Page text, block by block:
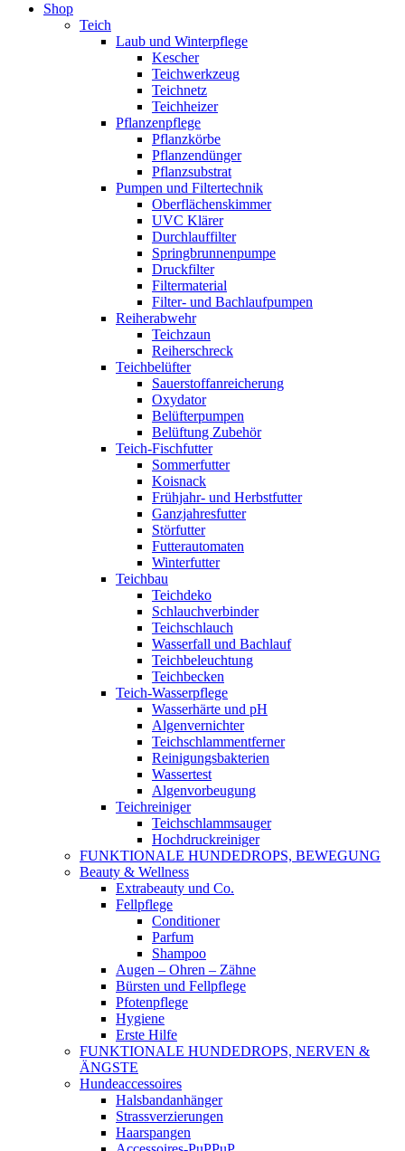
Shop
Teich
Laub und Winterpflege
Kescher
Teichwerkzeug
Teichnetz
Teichheizer
Pflanzenpflege
Pflanzkörbe
Pflanzendünger
Pflanzsubstrat
Pumpen und Filtertechnik
Oberflächenskimmer
UVC Klärer
Durchlauffilter
Springbrunnenpumpe
Druckfilter
Filtermaterial
Filter- und Bachlaufpumpen
Reiherabwehr
Teichzaun
Reiherschreck
Teichbelüfter
Sauerstoffanreicherung
Oxydator
Belüfterpumpen
Belüftung Zubehör
Teich-Fischfutter
Sommerfutter
Koisnack
Frühjahr- und Herbstfutter
Ganzjahresfutter
Störfutter
Futterautomaten
Winterfutter
Teichbau
Teichdeko
Schlauchverbinder
Teichschlauch
Wasserfall und Bachlauf
Teichbeleuchtung
Teichbecken
Teich-Wasserpflege
Wasserhärte und pH
Algenvernichter
Teichschlammentferner
Reinigungsbakterien
Wassertest
Algenvorbeugung
Teichreiniger
Teichschlammsauger
Hochdruckreiniger
FUNKTIONALE HUNDEDROPS, BEWEGUNG
Beauty & Wellness
Extrabeauty und Co.
Fellpflege
Conditioner
Parfum
Shampoo
Augen – Ohren – Zähne
Bürsten und Fellpflege
Pfotenpflege
Hygiene
Erste Hilfe
FUNKTIONALE HUNDEDROPS, NERVEN &
ÄNGSTE
Hundeaccessoires
Halsbandanhänger
Strassverzierungen
Haarspangen